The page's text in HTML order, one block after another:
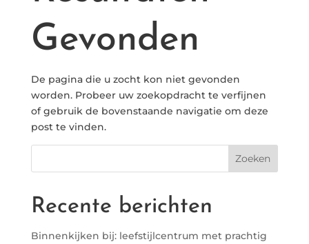
Gevonden
De pagina die u zocht kon niet gevonden
worden. Probeer uw zoekopdracht te verfijnen
of gebruik de bovenstaande navigatie om deze
post te vinden.
Recente berichten
Binnenkijken bij: leefstijlcentrum met prachtig